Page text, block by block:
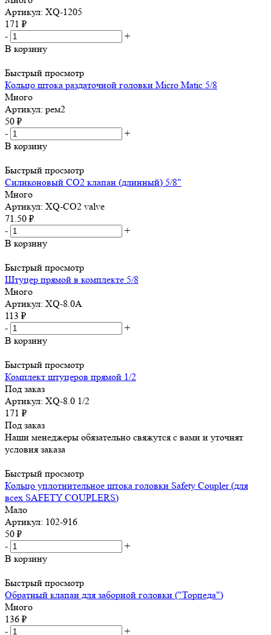
Артикул: XQ-1205
171 ₽
-
+
В корзину
Быстрый просмотр
Кольцо штока раздаточной головки Micro Matic 5/8
Много
Артикул: рем2
50 ₽
-
+
В корзину
Быстрый просмотр
Силиконовый СО2 клапан (длинный) 5/8"
Много
Артикул: XQ-CO2 valve
71.50 ₽
-
+
В корзину
Быстрый просмотр
Штуцер прямой в комплекте 5/8
Много
Артикул: XQ-8.0A
113 ₽
-
+
В корзину
Быстрый просмотр
Комплект штуцеров прямой 1/2
Под заказ
Артикул: XQ-8.0 1/2
171 ₽
Под заказ
Наши менеджеры обязательно свяжутся с вами и уточнят
условия заказа
Быстрый просмотр
Кольцо уплотнительное штока головки Safety Coupler (для
всех SAFETY COUPLERS)
Мало
Артикул: 102-916
50 ₽
-
+
В корзину
Быстрый просмотр
Обратный клапан для заборной головки ("Торпеда")
Много
136 ₽
-
+